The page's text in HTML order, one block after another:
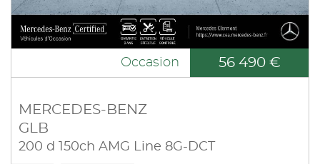
Occasion 56 490 €
MERCEDES-BENZ
GLB
200 d 150ch AMG Line 8G-DCT